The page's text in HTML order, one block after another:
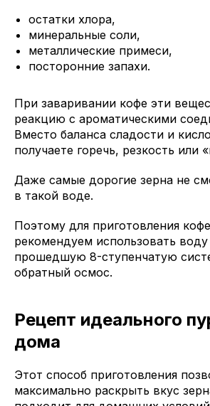
остатки хлора,
минеральные соли,
металлические примеси,
посторонние запахи.
При заваривании кофе эти
реакцию с ароматическими
Вместо баланса сладости и
получаете горечь, резкость или
Даже самые дорогие зерна не
в такой воде.
Поэтому для приготовления
рекомендуем использовать
прошедшую 8-ступенчатую
обратный осмос.
Рецепт идеального
дома
Этот способ приготовления
максимально раскрыть вкус